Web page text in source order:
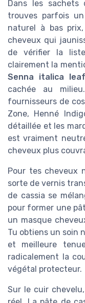
Dans les
trouves parfois
naturel à bas
cheveux qui
de vérifier la
clairement la
Senna italica
cachée au
fournisseurs de
Zone, Henné
détaillée et les
est vraiment
cheveux plus
Pour tes cheveux
sorte de vernis
de cassia se
pour former une
un masque
Tu obtiens un soin
et meilleure
radicalement la
végétal protecteur.
Sur le cuir